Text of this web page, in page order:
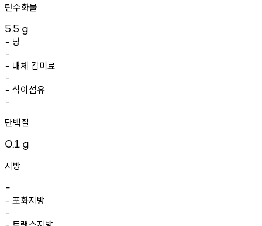
탄수화물
5.5 g
- 당
-
- 대체 감미료
-
- 식이섬유
-
단백질
0.1 g
지방
-
- 포화지방
-